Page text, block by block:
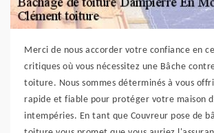
Merci de nous accorder votre confiance en
critiques où vous nécessitez une Bâche
toiture. Nous sommes déterminés à vous
rapide et fiable pour protéger votre maison
intempéries. En tant que Couvreur pose de